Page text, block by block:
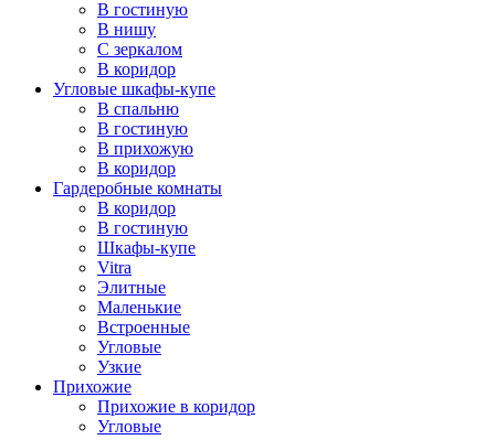
В гостиную
В нишу
С зеркалом
В коридор
Угловые шкафы-купе
В спальню
В гостиную
В прихожую
В коридор
Гардеробные комнаты
В коридор
В гостиную
Шкафы-купе
Vitra
Элитные
Маленькие
Встроенные
Угловые
Узкие
Прихожие
Прихожие в коридор
Угловые